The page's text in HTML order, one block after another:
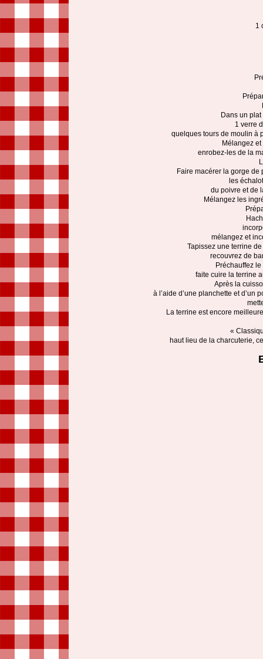
1
Dans un
1 verre
quelques tours de moulin à
Mélangez
enrobez-les de la
Faire macérer la gorge
les
du poivre et de
Mélangez les
mélangez et
Tapissez une terrine
recouvrez de
Préchauffez
faite cuire la terrine
Après la
à l’aide d’une planchette et d’un
La terrine est encore
«
haut lieu de la charcuterie,